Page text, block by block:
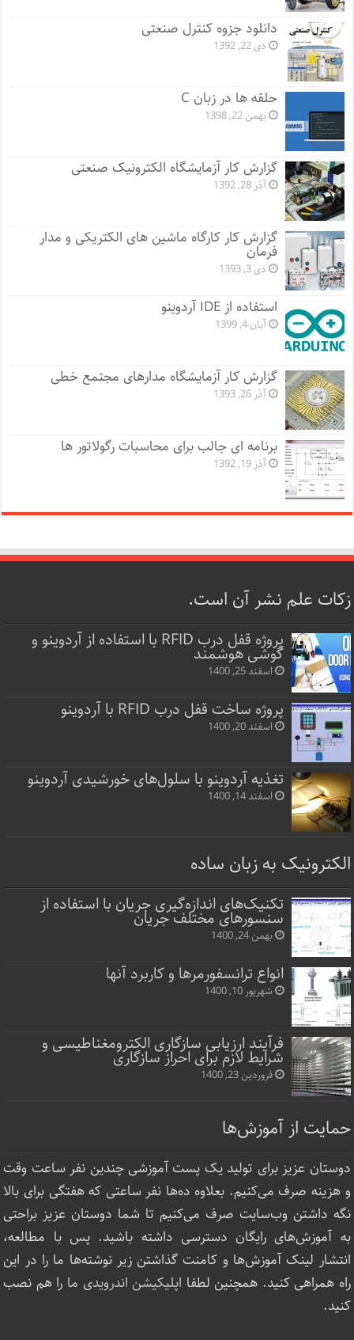
دانلود جزوه کنترل صنعتی
دی 22, 1392
حلقه ها در زبان C
بهمن 22, 1398
گزارش کار آزمایشگاه الکترونیک صنعتی
آذر 28, 1392
گزارش کار کارگاه ماشین های الکتریکی و مدار
فرمان
دی 3, 1393
استفاده از IDE آردوینو
آبان 4, 1399
گزارش کار آزمایشگاه مدارهای مجتمع خطی
آذر 26, 1393
برنامه ای جالب برای محاسبات رگولاتور ها
آذر 19, 1392
زکات علم نشر آن است.
پروژه قفل‌ درب RFID با استفاده از آردوینو و
گوشی هوشمند
اسفند 25, 1400
پروژه ساخت قفل‌ درب RFID با آردوینو
اسفند 20, 1400
تغذیه آردوینو با سلول‌های خورشیدی آردوینو
اسفند 14, 1400
الکترونیک به زبان ساده
تکنیک‌های اندازه‌گیری جریان با استفاده از
سنسورهای مختلف جریان
بهمن 24, 1400
انواع ترانسفورمرها و کاربرد آنها
شهریور 10, 1400
فرآیند ارزیابی سازگاری الکترومغناطیسی و
شرایط لازم برای احراز سازگاری
فروردین 23, 1400
حمایت از آموزش‌ها
دوستان عزیز برای تولید یک پست آموزشی چندین نفر ساعت‌ وقت
و هزینه صرف می‌کنیم. بعلاوه ده‌ها نفر ساعتی که هفتگی برای بالا
نگه داشتن وب‌سایت صرف ‌می‌کنیم تا شما دوستان عزیز براحتی
به آموزش‌های رایگان دسترسی داشته باشید. پس با مطالعه،
انتشار لینک‌ آموزش‌ها و کامنت گذاشتن زیر نوشته‌‌ها ما را در این
راه همراهی کنید. همچنین لطفا اپلیکیشن اندرویدی ما را هم نصب
کنید.